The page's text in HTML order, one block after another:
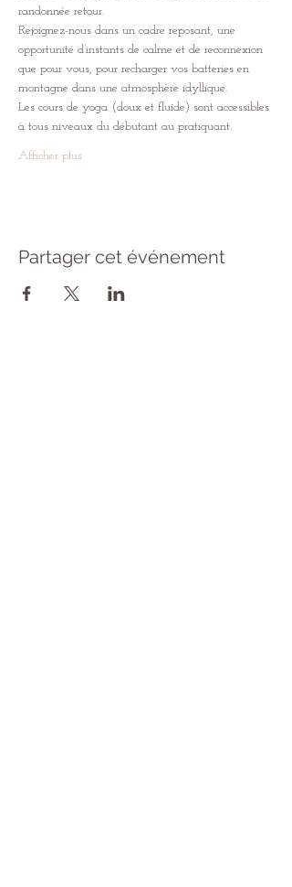
randonnée retour.
Rejoignez-nous dans un cadre reposant, une
opportunité d’instants de calme et de reconnexion
que pour vous, pour recharger vos batteries en
montagne dans une atmosphère idyllique.
Les cours de yoga (doux et fluide) sont accessibles
à tous niveaux du débutant au pratiquant.
Afficher plus
Partager cet événement